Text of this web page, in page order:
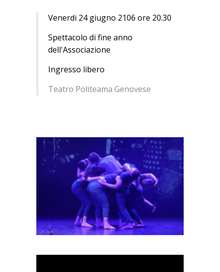
Venerdi 24 giugno 2106 ore 20.30
Spettacolo di fine anno
dell'Associazione
Ingresso libero
Teatro Politeama Genovese